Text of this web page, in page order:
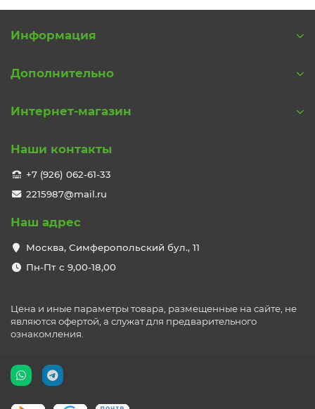
Информация
Дополнительно
Интернет-магазин
Наши контакты
+7 (926) 062-61-33
2215987@mail.ru
Наш адрес
Москва, Симферопольский бул., 11
Пн-Пт с 9,00-18,00
Цена и иные параметры товара, размещенные на сайте, не
являются офертой, а служат для предварительного
ознакомления.